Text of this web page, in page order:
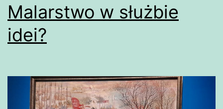
Malarstwo w służbie
idei?